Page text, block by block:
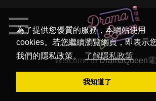
為了提供您優質的服務，本網站使用
cookies。若您繼續瀏覽網頁，即表示
我們的隱私政策。
了解隱私政策
我知道了
Welcome toDramaQueen